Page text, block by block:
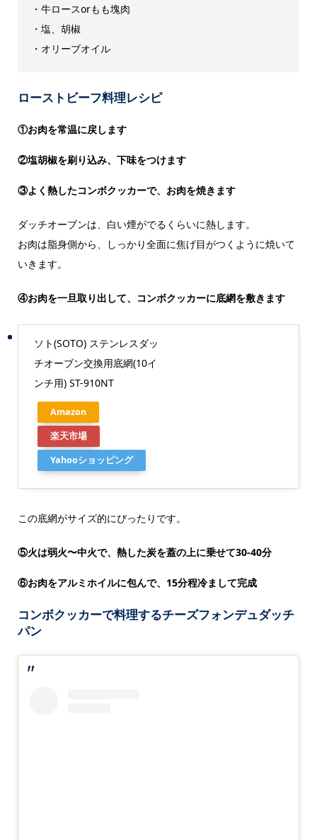
・牛ロースorもも塊肉
・塩、胡椒
・オリーブオイル
ローストビーフ料理レシピ
①お肉を常温に戻します
②塩胡椒を刷り込み、下味をつけます
③よく熱したコンボクッカーで、お肉を焼きます
ダッチオーブンは、白い煙がでるくらいに熱します。
お肉は脂身側から、しっかり全面に焦げ目がつくように焼いて
いきます。
④お肉を一旦取り出して、コンボクッカーに底網を敷きます
ソト(SOTO) ステンレスダッ
チオーブン交換用底網(10イ
ンチ用) ST-910NT
Amazon
楽天市場
Yahooショッピング
この底網がサイズ的にぴったりです。
⑤火は弱火〜中火で、熱した炭を蓋の上に乗せて30-40分
⑥お肉をアルミホイルに包んで、15分程冷まして完成
コンボクッカーで料理するチーズフォンデュダッチ
パン